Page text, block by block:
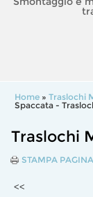
Home » Traslochi
Spaccata -
Traslochi
STAMPA PAGINA
<<